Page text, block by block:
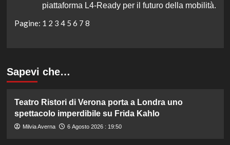
piattaforma L4-Ready per il futuro della mobilità.
Pagine: 1 2 3 4 5 6 7 8
Sapevi che…
Teatro Ristori di Verona porta a Londra uno
spettacolo imperdibile su Frida Kahlo
Milvia Averna 6 Agosto 2026 : 19:50